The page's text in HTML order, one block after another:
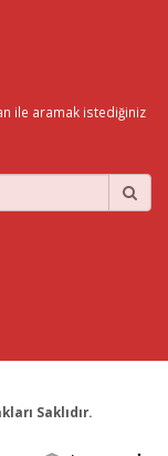
ile aramak istediğiniz
Saklıdır.